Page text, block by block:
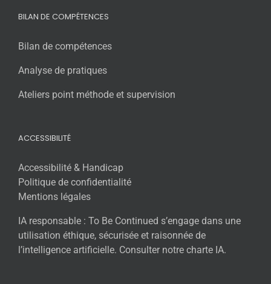
BILAN DE COMPÉTENCES
Bilan de compétences
Analyse de pratiques
Ateliers point méthode et supervision
ACCESSIBILITÉ
Accessibilité & Handicap
Politique de confidentialité
Mentions légales
IA responsable : To Be Continued s’engage dans une
utilisation éthique, sécurisée et raisonnée de
l’intelligence artificielle. Consulter notre charte IA.